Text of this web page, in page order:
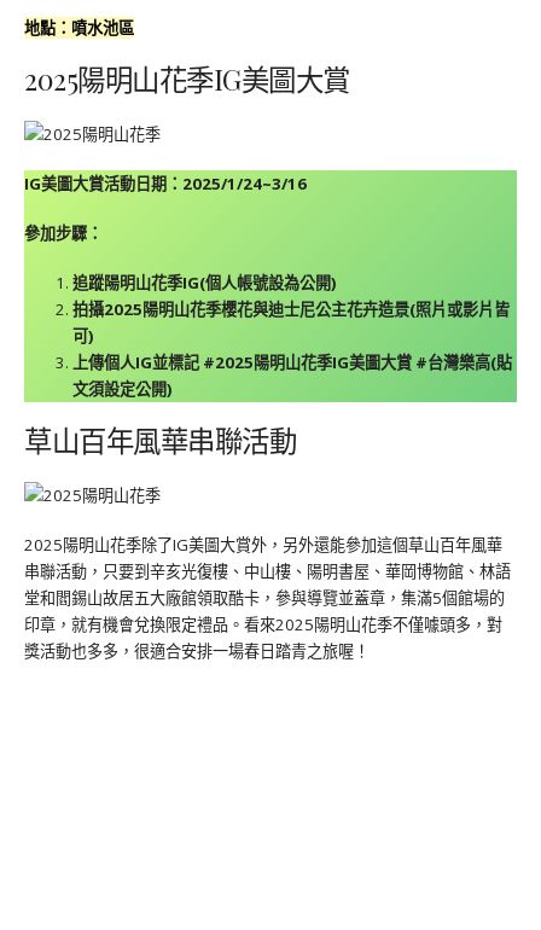
地點：噴水池區
2025陽明山花季IG美圖大賞
IG美圖大賞活動日期：2025/1/24~3/16
參加步驟：
追蹤陽明山花季IG(個人帳號設為公開)
拍攝2025陽明山花季櫻花與迪士尼公主花卉造景(照片或影片皆
可)
上傳個人IG並標記 #2025陽明山花季IG美圖大賞 #台灣樂高(貼
文須設定公開)
草山百年風華串聯活動
2025陽明山花季除了IG美圖大賞外，另外還能參加這個草山百年風華
串聯活動，只要到辛亥光復樓、中山樓、陽明書屋、華岡博物館、林語
堂和閻錫山故居五大廠館領取酷卡，參與導覽並蓋章，集滿5個館場的
印章，就有機會兌換限定禮品。看來2025陽明山花季不僅噱頭多，對
獎活動也多多，很適合安排一場春日踏青之旅喔！